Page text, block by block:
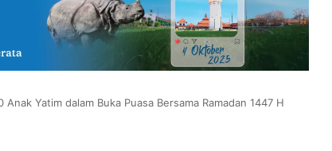
Yatim dalam Buka Puasa Bersama Ramadan 1447 H